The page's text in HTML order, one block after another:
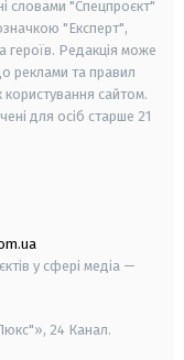
словами "Спецпроєкт"
"Експерт",
героїв. Редакція може
реклами та правил
сайтом.
для осіб старше 21
у сфері медіа —
24 Канал.